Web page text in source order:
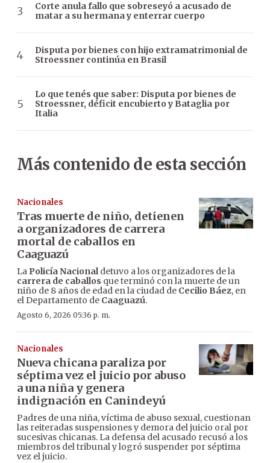
Corte anula fallo que sobreseyó a acusado de
matar a su hermana y enterrar cuerpo
Disputa por bienes con hijo extramatrimonial de
Stroessner continúa en Brasil
Lo que tenés que saber: Disputa por bienes de
Stroessner, déficit encubierto y Bataglia por
Italia
Más contenido de esta sección
Nacionales
Tras muerte de niño, detienen
a organizadores de carrera
mortal de caballos en
Caaguazú
La Policía Nacionaldetuvo a los organizadores de la
carrera de caballos que terminó con la muerte de un
niño de 8 años de edad en la ciudad de Cecilio Báez, en
el Departamento de Caaguazú.
Agosto 6, 2026 05:36 p. m.
Nacionales
Nueva chicana paraliza por
séptima vez el juicio por abuso
a una niña y genera
indignación en Canindeyú
Padres de una niña, víctima de abuso sexual, cuestionan
las reiteradas suspensiones y demora del juicio oral por
sucesivas chicanas. La defensa del acusado recusó a los
miembros del tribunal y logró suspender por séptima
vez el juicio.